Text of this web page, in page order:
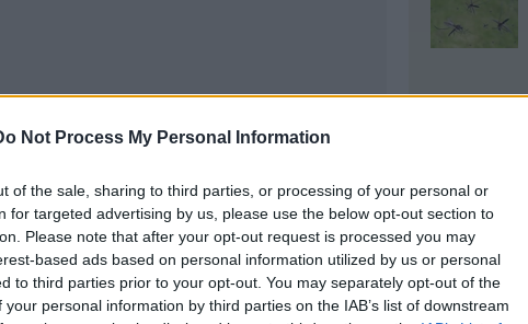
Not Process My Personal Information
of the sale, sharing to third parties, or processing of your personal or
for targeted advertising by us, please use the below opt-out section to
Please note that after your opt-out request is processed you may
based ads based on personal information utilized by us or personal
to third parties prior to your opt-out. You may separately opt-out of the
personal information by third parties on the IAB’s list of downstream